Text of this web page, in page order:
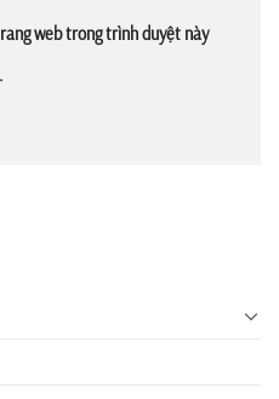
web trong trình duyệt này